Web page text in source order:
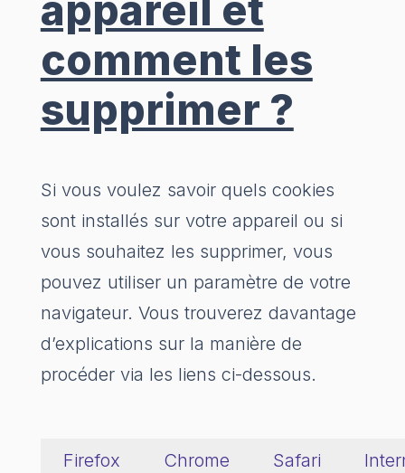
appareil et
comment les
supprimer ?
Si vous voulez savoir quels cookies
sont installés sur votre appareil ou si
vous souhaitez les supprimer, vous
pouvez utiliser un paramètre de votre
navigateur. Vous trouverez davantage
d’explications sur la manière de
procéder via les liens ci-dessous.
Firefox Chrome Safari